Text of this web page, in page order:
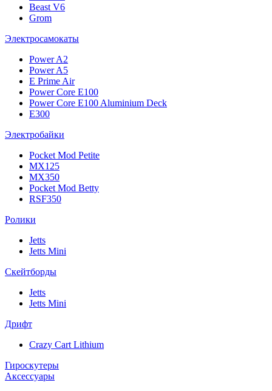
Beast V6
Grom
Электросамокаты
Power A2
Power A5
E Prime Air
Power Core E100
Power Core E100 Aluminium Deck
E300
Электробайки
Pocket Mod Petite
MX125
MX350
Pocket Mod Betty
RSF350
Ролики
Jetts
Jetts Mini
Скейтборды
Jetts
Jetts Mini
Дрифт
Crazy Cart Lithium
Гироскутеры
Аксессуары